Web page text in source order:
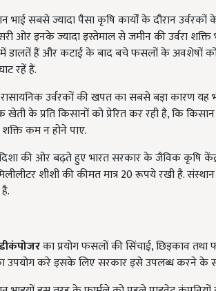
भाई सबसे ज्यादा पैसा कृषि कार्यों के दौरान
ओर इनके ज्यादा इस्तेमाल से जमीन की उर्वरा
में डालतें हैं और कटाई के बाद बचे फसलों के अवशेषों
रहें हैं.
उर्वरकों की खपत का सबसे बड़ा कारण
खेती के प्रति किसानों को प्रेरित कर रही है, कि
शक्ति कम न होने पाए.
की ओर बढ़ते हुए भारत सरकार के जैविक कृषि
शीशी की कीमत मात्र 20 रूपये रखी है.
का प्रयोग फसलों की सिंचाई, छिड़काव
उपयोग करे इसके लिए सरकार इसे उपलब्ध करने के